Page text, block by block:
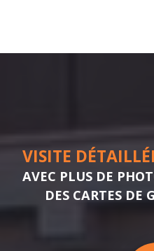
VISITE
AVEC PLUS DE
DES CARTES DE